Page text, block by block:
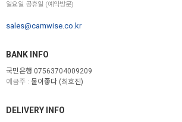
일요일 공휴일 (예약방문)
sales@camwise.co.kr
BANK INFO
국민은행 07563704009209
예금주 : 물이좋다 (최호진)
DELIVERY INFO